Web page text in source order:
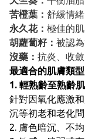
苦橙葉： 舒緩情緒
永久花： 極佳的
胡蘿蔔籽： 被認
沒藥： 抗炎、收
最適合的肌膚類
1. 輕熟齡至熟齡
針對因氧化應激
沉等初老和老化問
2. 膚色暗沉、不